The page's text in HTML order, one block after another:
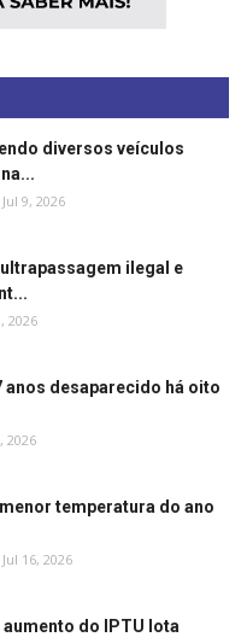
diversos veículos
Jul 9, 2026
ilegal e
2026
anos desaparecido há oito
2026
temperatura do ano
Jul 16, 2026
do IPTU lota